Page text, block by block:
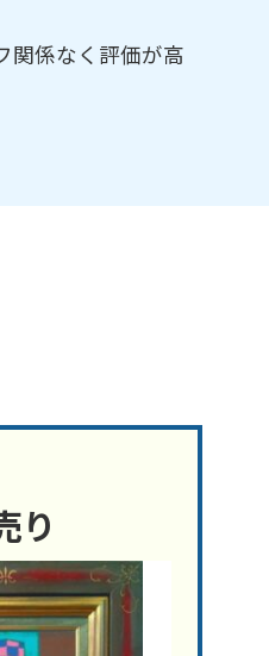
関係なく評価が高
り